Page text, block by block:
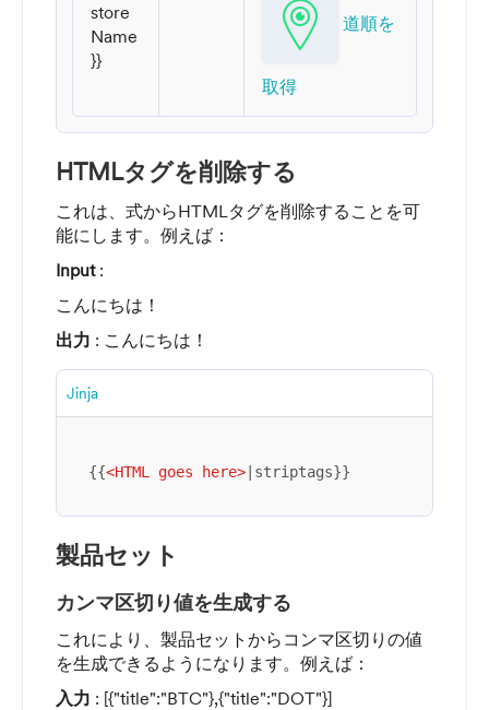
store
Name
}}
道順を
取得
HTMLタグを削除する
これは、式からHTMLタグを削除することを可
能にします。例えば：
Input :
こんにちは！
出力 : こんにちは！
Jinja
{{<HTML goes here> |striptags}}
製品セット
カンマ区切り値を生成する
これにより、製品セットからコンマ区切りの値
を生成できるようになります。例えば：
入力 : [{"title":"BTC"},{"title":"DOT"}]